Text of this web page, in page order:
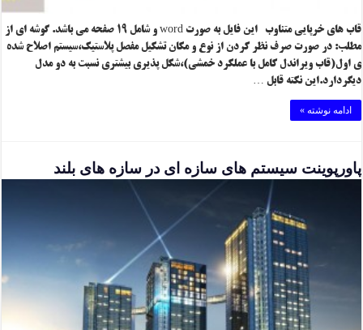
قاب های خرپایی متناوب این فایل به صورت word و شامل ۱۹ صفحه می باشد. گوشه ای از
مطلب: در صورت صرف نظر کردن از نوع و مکان تشکیل مفصل پلاستیک،سیستم اصلاح شده
ی اول(قاب ویراندل کامل با عملکرد خمشی)،شکل پذیری بیشتری نسبت به دو مدل
دیگردارد.این نکته قابل …
ادامه نوشته »
پاورپوینت سیستم های سازه ای در سازه های بلند